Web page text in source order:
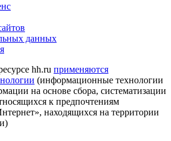
данных
hh.ru применяются
(информационные технологии
на основе сбора, систематизации
к предпочтениям
находящихся на территории